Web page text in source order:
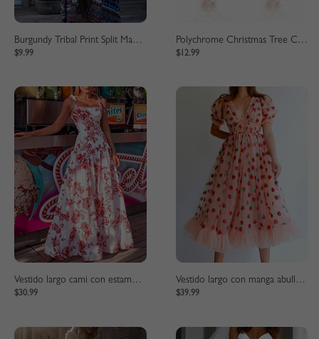
Burgundy Tribal Print Split Maxi Dress
$9.99
Polychrome Christmas Tree Crystal Pendant Earrings
$12.99
Vestido largo cami con estampado floral blanco
$30.99
Vestido largo con manga abullonada y estampado de fresas en rosa
$39.99